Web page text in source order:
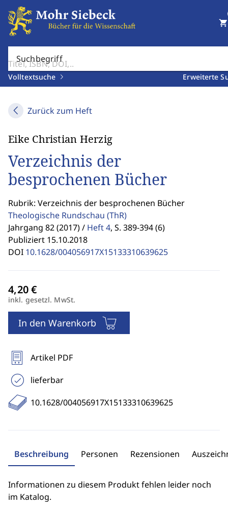
Suchbegriff
Volltextsuche Erweiterte
shopping_cart
Zurück zum Heft
Eike Christian Herzig
Verzeichnis der
besprochenen Bücher
Rubrik: Verzeichnis der besprochenen Bücher
Theologische Rundschau (ThR)
Jahrgang 82 (2017) / Heft 4, S. 389-394 (6)
Publiziert 15.10.2018
DOI 10.1628/004056917X15133310639625
inkl. gesetzl. MwSt.
In den Warenkorb
Artikel PDF
lieferbar
10.1628/004056917X15133310639625
Beschreibung Personen Rezensionen
Informationen zu diesem Produkt fehlen leider noch
im Katalog.